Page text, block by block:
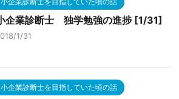
企業診断士 独学勉強の進捗 [1/31]
1/31
企業診断士を目指していた頃の話